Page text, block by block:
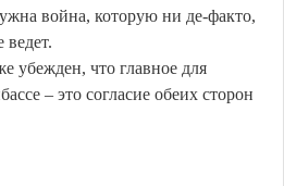
война, которую ни де-факто,
ведет.
убежден, что главное для
– это согласие обеих сторон